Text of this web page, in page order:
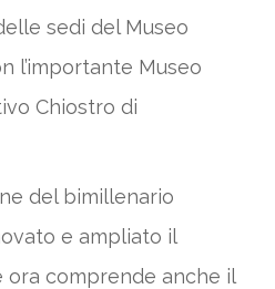
sedi del Museo
l’importante Museo
Chiostro di
del bimillenario
e ampliato il
ora comprende anche il